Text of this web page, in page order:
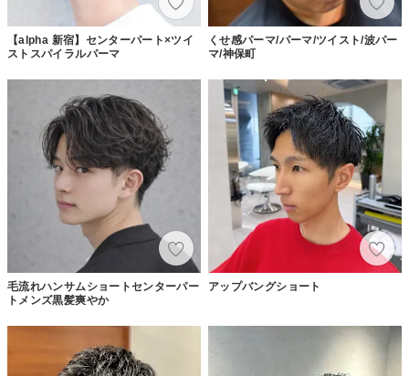
【alpha 新宿】センターパート×ツイ
ストスパイラルパーマ
くせ感パーマ/パーマ/ツイスト/波パー
マ/神保町
毛流れハンサムショートセンターパー
トメンズ黒髪爽やか
アップバングショート